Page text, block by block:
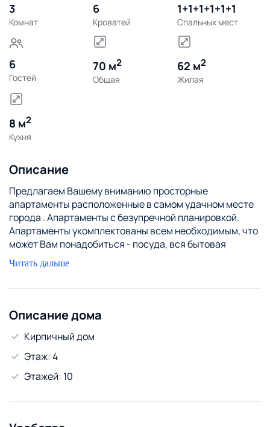
3
Комнат
6
Кроватей
1+1+1+1+1+1
Спальных мест
6
Гостей
70 м2
Общая
62 м2
Жилая
8 м2
Кухня
Описание
Предлагаем Вашему вниманию просторные
апартаменты расположенные в самом удачном месте
города . Апартаменты с безупречной планировкой.
Апартаменты укомплектованы всем необходимым, что
может Вам понадобиться - посуда, вся бытовая
техника, постельное бельё, WI-FI ср-ва личной
гигиены. Предоставление отчетных документов
бюджет.
За каждого следующего гостя + 20 р
Читать дальше
Описание дома
Кирпичный дом
Этаж: 4
Этажей: 10